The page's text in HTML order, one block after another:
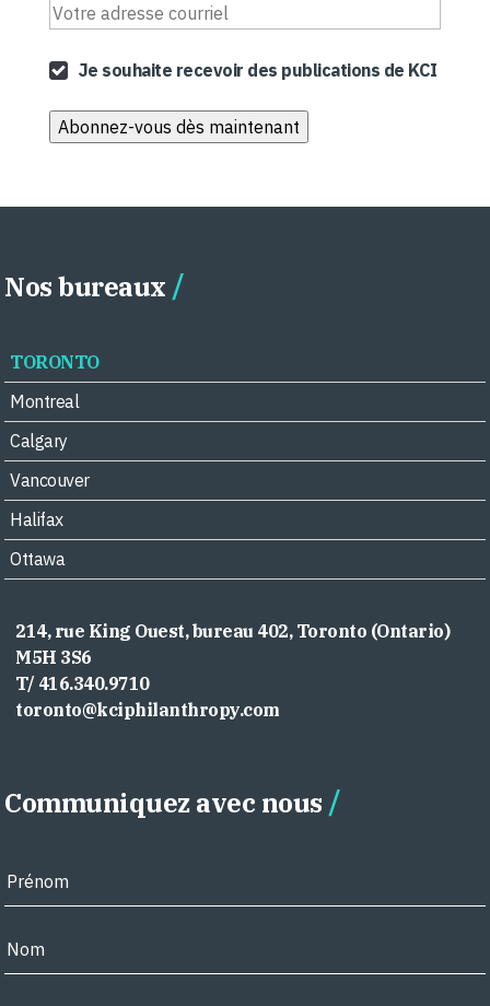
Je souhaite recevoir des publications de KCI
Nos bureaux
TORONTO
Montreal
Calgary
Vancouver
Halifax
Ottawa
214, rue King Ouest, bureau 402, Toronto (Ontario)
M5H 3S6
T/ 416.340.9710
toronto@kciphilanthropy.com
Communiquez avec nous